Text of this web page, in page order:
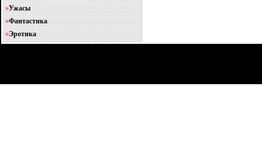
»Ужасы
»Фантастика
»Эротика